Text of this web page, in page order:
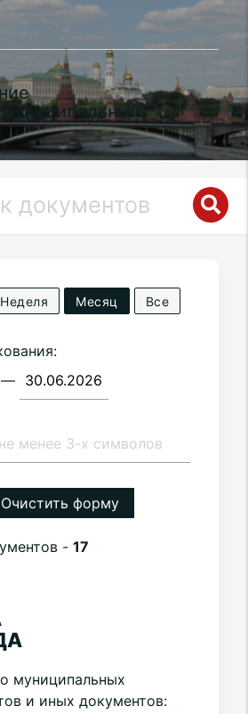
самоуправления
округаЗападное
Москве
Неделя Месяц Все
—
Очистить форму
- 17
муниципальных
и иных документов: